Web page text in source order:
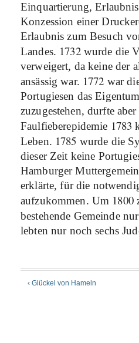
Einquartierung,
Konzession einer
Erlaubnis zum Besuch
Landes. 1732wurde die
verweigert, da keine der
ansässig war. 1772 war
Portugiesen das
zuzugestehen, durfte
Faulfieberepidemie 1783
Leben. 1785 wurde die
dieser Zeit keine
Hamburger
erklärte, für die
aufzukommen. Um 1800
bestehende Gemeinde
lebten nur noch sechs
‹ Glückel von Hameln